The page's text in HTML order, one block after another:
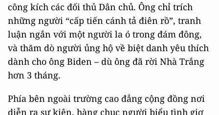
công kích các đối thủ Dân chủ. Ông chỉ trích
những người “cấp tiến cánh tả điên rồ”, tranh
luận ngắn với một người la ó trong đám đông,
và thăm dò người ủng hộ về biệt danh yêu thích
dành cho ông Biden – dù ông đã rời Nhà Trắng
hơn 3 tháng.
Phía bên ngoài trường cao đẳng cộng đồng nơi
diễn ra sự kiện, hàng chục người biểu tình giơ